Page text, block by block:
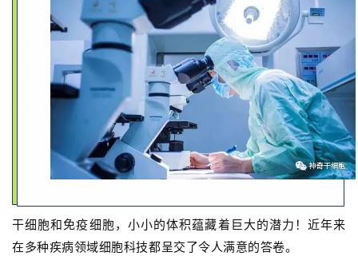
干细胞和免疫细胞，小小的体积蕴藏着巨大的潜力！近年来
在多种疾病领域细胞科技都呈交了令人满意的答卷。